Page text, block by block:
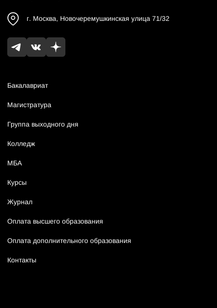
Бакалавриат
Магистратура
Группа выходного дня
Колледж
МБА
Курсы
Журнал
Оплата высшего образования
Оплата дополнительного образования
Контакты
г. Москва, Новочеремушкинская улица 71/32